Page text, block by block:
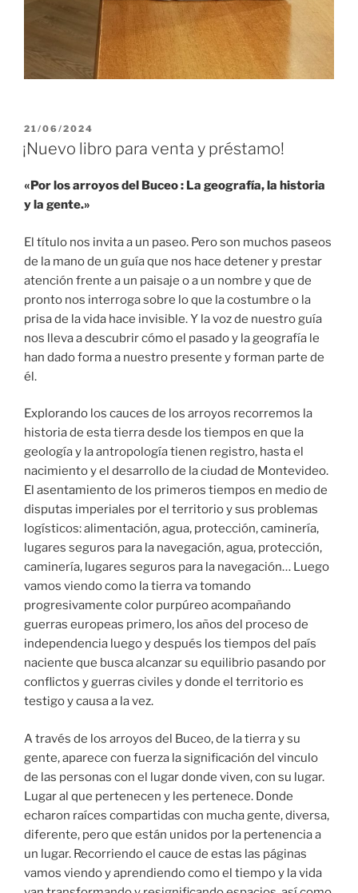
PUBLICADO
EL
21/06/2024
¡Nuevo libro para venta y préstamo!
«Por los arroyos del Buceo : La geografía, la historia
y la gente.»
El título nos invita a un paseo. Pero son muchos paseos
de la mano de un guía que nos hace detener y prestar
atención frente a un paisaje o a un nombre y que de
pronto nos interroga sobre lo que la costumbre o la
prisa de la vida hace invisible. Y la voz de nuestro guía
nos lleva a descubrir cómo el pasado y la geografía le
han dado forma a nuestro presente y forman parte de
él.
Explorando los cauces de los arroyos recorremos la
historia de esta tierra desde los tiempos en que la
geología y la antropología tienen registro, hasta el
nacimiento y el desarrollo de la ciudad de Montevideo.
El asentamiento de los primeros tiempos en medio de
disputas imperiales por el territorio y sus problemas
logísticos: alimentación, agua, protección, caminería,
lugares seguros para la navegación, agua, protección,
caminería, lugares seguros para la navegación… Luego
vamos viendo como la tierra va tomando
progresivamente color purpúreo acompañando
guerras europeas primero, los años del proceso de
independencia luego y después los tiempos del país
naciente que busca alcanzar su equilibrio pasando por
conflictos y guerras civiles y donde el territorio es
testigo y causa a la vez.
A través de los arroyos del Buceo, de la tierra y su
gente, aparece con fuerza la significación del vinculo
de las personas con el lugar donde viven, con su lugar.
Lugar al que pertenecen y les pertenece. Donde
echaron raíces compartidas con mucha gente, diversa,
diferente, pero que están unidos por la pertenencia a
un lugar. Recorriendo el cauce de estas las páginas
vamos viendo y aprendiendo como el tiempo y la vida